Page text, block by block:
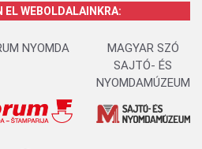
EL WEBOLDALAINKRA:
NYOMDA
MAGYAR SZÓ
SAJTÓ- ÉS
NYOMDAMÚZEUM